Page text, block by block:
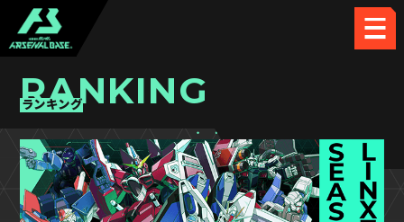
RANKING
ランキング